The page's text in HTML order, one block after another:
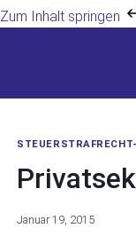
Zum Inhalt springen
Januar 19, 2015